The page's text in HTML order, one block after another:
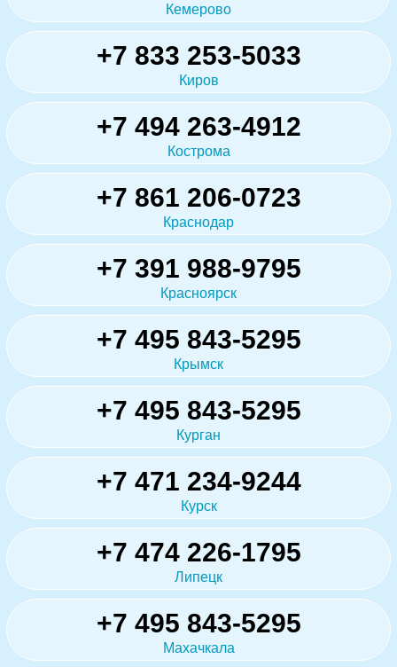
Кемерово
+7 833 253-5033
Киров
+7 494 263-4912
Кострома
+7 861 206-0723
Краснодар
+7 391 988-9795
Красноярск
+7 495 843-5295
Крымск
+7 495 843-5295
Курган
+7 471 234-9244
Курск
+7 474 226-1795
Липецк
+7 495 843-5295
Махачкала